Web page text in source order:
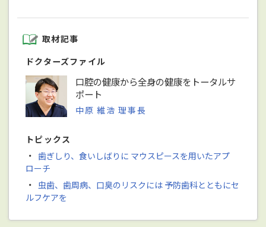
取材記事
ドクターズファイル
口腔の健康から全身の健康をトータルサ
ポート
中原 維浩 理事長
トピックス
・ 歯ぎしり、食いしばりに マウスピースを用いたアプ
ローチ
・ 虫歯、歯周病、口臭のリスクには 予防歯科とともにセ
ルフケアを